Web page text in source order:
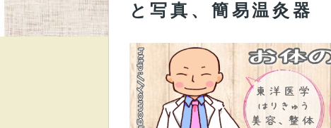
と写真、簡易温灸器